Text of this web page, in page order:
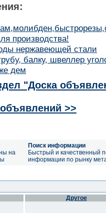
производства!
нержавеющей стали
балку, швеллер
дем
"Доска
>>
на
Поиск информации
Быстрый и качественный
информации по рынку
Другое